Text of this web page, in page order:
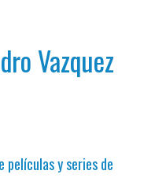
Vazquez
películas y series de